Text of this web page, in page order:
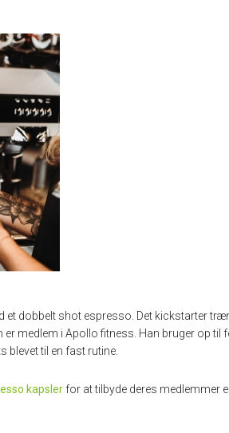
et dobbelt shot espresso. Det kickstarter
er medlem i Apollo fitness. Han bruger op
blevet til en fast rutine.
kapsler for at tilbyde deres medlemmer